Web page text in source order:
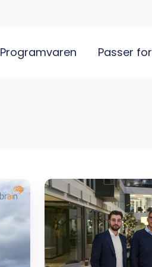
Programvaren Passer for
Hvordan
Spabogruppen
bruker
Orgbrain
til